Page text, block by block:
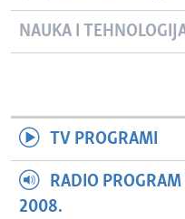
NAUKA I
TV PROGRAMI
RADIO PROGRAM
2008.